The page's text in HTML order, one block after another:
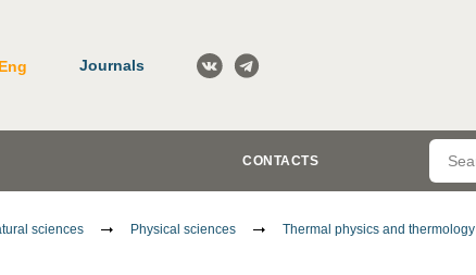
Eng Journals
CONTACTS
sciences Physical sciences Thermal physics and thermology